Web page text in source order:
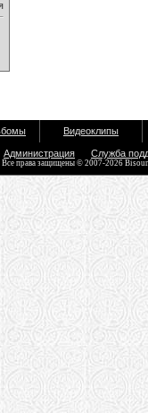
Видеоклипы
Администрация Служба
Все права защищены © 2007-2026